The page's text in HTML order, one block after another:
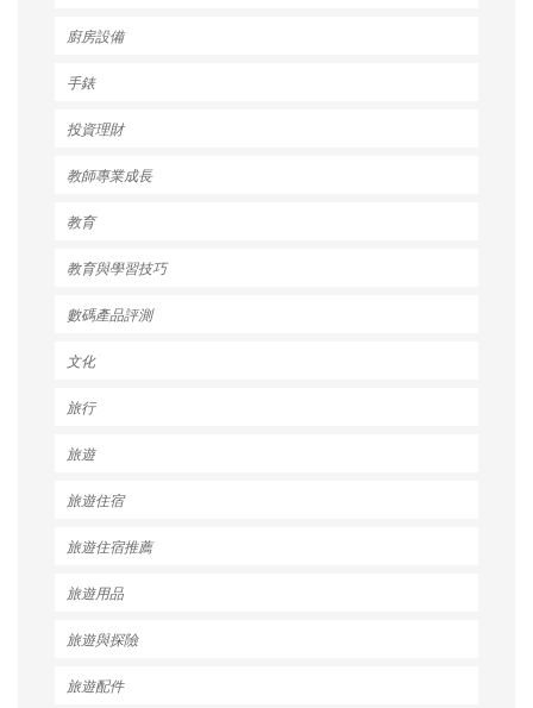
廚房設備
手錶
投資理財
教師專業成長
教育
教育與學習技巧
數碼產品評測
文化
旅行
旅遊
旅遊住宿
旅遊住宿推薦
旅遊用品
旅遊與探險
旅遊配件